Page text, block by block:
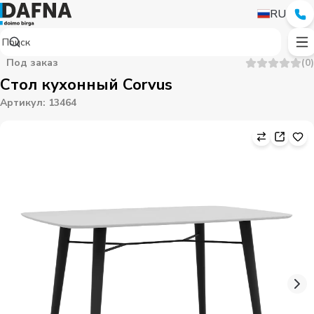
RU
Под заказ (0)
Стол кухонный Corvus
Артикул: 13464